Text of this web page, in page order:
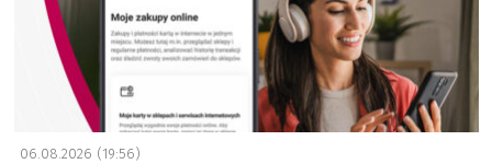
06.08.2026 (19:56)